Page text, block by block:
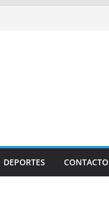
DEPORTES CONTACTO